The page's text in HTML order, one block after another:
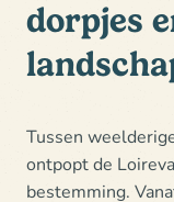
dorpjes
Tussen
ontpoptde
bestemming.